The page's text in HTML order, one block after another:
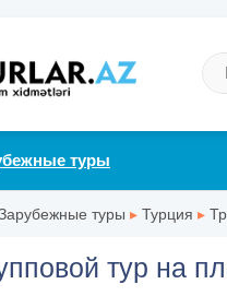
туры
туры ▸ Турция ▸
тур на